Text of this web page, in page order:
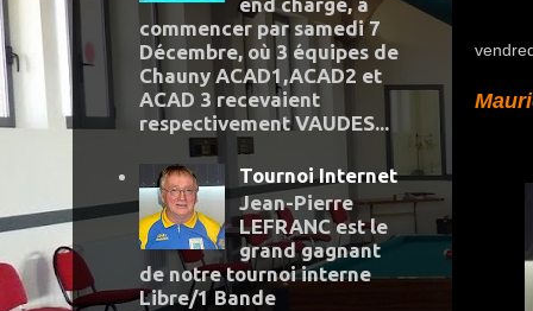
commencer par samedi 7
Décembre, où 3 équipes de
Chauny ACAD1,ACAD2 et
ACAD 3 recevaient
respectivement VAUDES...
Tournoi Internet
Jean-Pierre
LEFRANC est le
grand gagnant
de notre tournoi interne
Libre/1 Bande